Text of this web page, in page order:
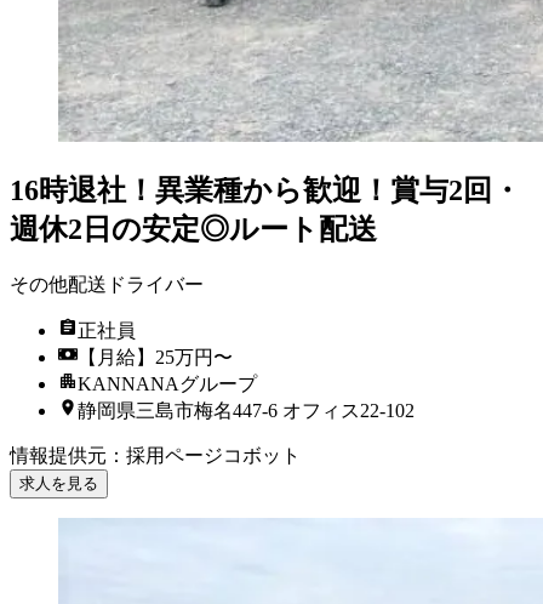
16時退社！異業種から歓迎！賞与2回・
週休2日の安定◎ルート配送
その他配送ドライバー
正社員
【月給】25万円〜
KANNANAグループ
静岡県三島市梅名447-6 オフィス22-102
情報提供元 ： 採用ページコボット
求人を見る